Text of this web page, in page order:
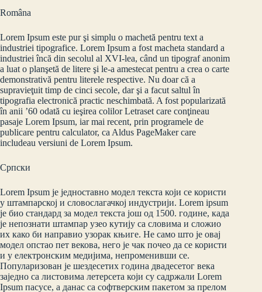
Româna
Lorem Ipsum este pur şi simplu o machetă pentru text a
industriei tipografice. Lorem Ipsum a fost macheta standard a
industriei încă din secolul al XVI-lea, când un tipograf anonim
a luat o planşetă de litere şi le-a amestecat pentru a crea o carte
demonstrativă pentru literele respective. Nu doar că a
supravieţuit timp de cinci secole, dar şi a facut saltul în
tipografia electronică practic neschimbată. A fost popularizată
în anii ’60 odată cu ieşirea colilor Letraset care conţineau
pasaje Lorem Ipsum, iar mai recent, prin programele de
publicare pentru calculator, ca Aldus PageMaker care
includeau versiuni de Lorem Ipsum.
Српски
Lorem Ipsum је једноставно модел текста који се користи
у штампарској и словослагачкој индустрији. Lorem ipsum
је био стандард за модел текста још од 1500. године, када
је непознати штампар узео кутију са словима и сложио
их како би направио узорак књиге. Не само што је овај
модел опстао пет векова, него је чак почео да се користи
и у електронским медијима, непроменивши се.
Популаризован је шездесетих година двадесетог века
заједно са листовима летерсета који су садржали Lorem
Ipsum пасусе, а данас са софтверским пакетом за прелом